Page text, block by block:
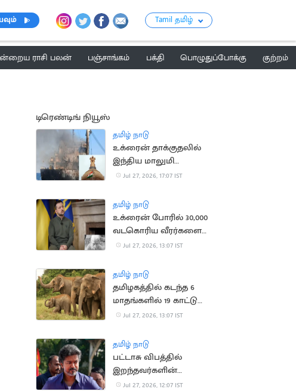
Tamil தமிழ்
ராசி பலன் பஞ்சாங்கம் பக்தி பொழுதுப்போக்கு
குற்றம்
டிரெண்டிங் நியூஸ்
தமிழ் நாடு
உக்ரைன் தாக்குதலில்
இந்திய மாலுமி
உயிரிழப்பு: உக்ரைன்
Jul 27, 2026, 17:07 IST
தமிழ் நாடு
உக்ரைன் போரில் 30,000
வடகொரிய வீரர்களை
களமிறக்க ரஷ்யா திட்டம்
Jul 27, 2026, 13:07 IST
தமிழ் நாடு
தமிழகத்தில் கடந்த 6
மாதங்களில் 19 காட்டு
யானைகள் உயிரிழந்த
Jul 27, 2026, 13:07 IST
தமிழ் நாடு
பட்டாசு விபத்தில்
இறந்தவர்களின்
குடும்பங்களுக்கு ரூ.4
Jul 27, 2026, 12:07 IST